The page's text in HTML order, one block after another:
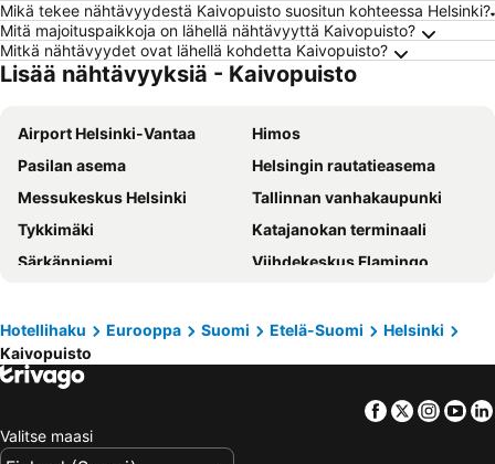
Mikä tekee nähtävyydestä Kaivopuisto suositun kohteessa Helsinki?
Mitä majoituspaikkoja on lähellä nähtävyyttä Kaivopuisto?
Mitkä nähtävyydet ovat lähellä kohdetta Kaivopuisto?
Lisää nähtävyyksiä - Kaivopuisto
Airport Helsinki-Vantaa
Himos
Pasilan asema
Helsingin rautatieasema
Messukeskus Helsinki
Tallinnan vanhakaupunki
Tykkimäki
Katajanokan terminaali
Särkänniemi
Viihdekeskus Flamingo
Helsingin jäähalli
Hartwall Areena
Kamppi Shopping Center
Suomenlinna
Naantalin kylpylä
Tampere-talo
Hotellihaku Eurooppa Suomi Etelä-Suomi
Helsinki
Kaivopuisto
Facebook
Twitter
Valitse maasi